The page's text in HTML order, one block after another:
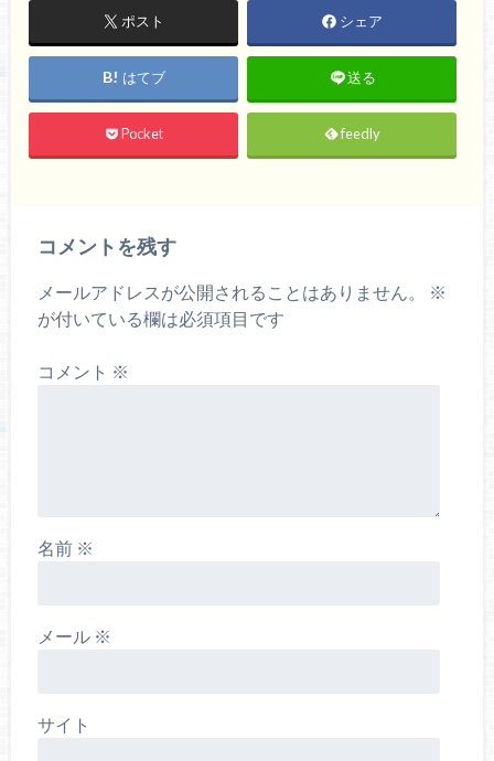
ポスト シェア
はてブ 送る
Pocket feedly
コメントを残す
メールアドレスが公開されることはありません。
※
が付いている欄は必須項目です
コメント ※
名前 ※
メール ※
サイト